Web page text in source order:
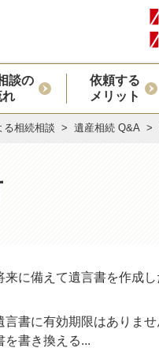
談の
れ
依頼する
メリット
る相続相談 遺産相続 Q&A
来に備えて遺言書を作成
言書に有効期限はありま
を書き換える...